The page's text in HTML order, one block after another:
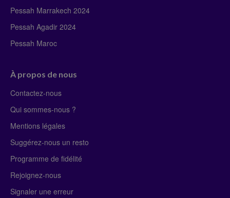
Pessah Marrakech 2024
Pessah Agadir 2024
Pessah Maroc
À propos de nous
Contactez-nous
Qui sommes-nous ?
Mentions légales
Suggérez-nous un resto
Programme de fidélité
Rejoignez-nous
Signaler une erreur